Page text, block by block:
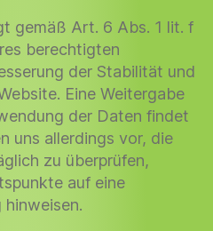
gemäß Art. 6 Abs. 1 lit. f
berechtigten
der Stabilität und
Eine Weitergabe
der Daten findet
uns allerdings vor, die
zu überprüfen,
auf eine